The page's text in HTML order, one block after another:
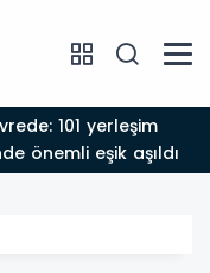
önemli eşik aşıldı